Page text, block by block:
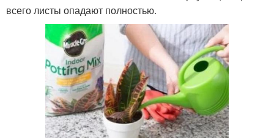
всего листы опадают полностью.